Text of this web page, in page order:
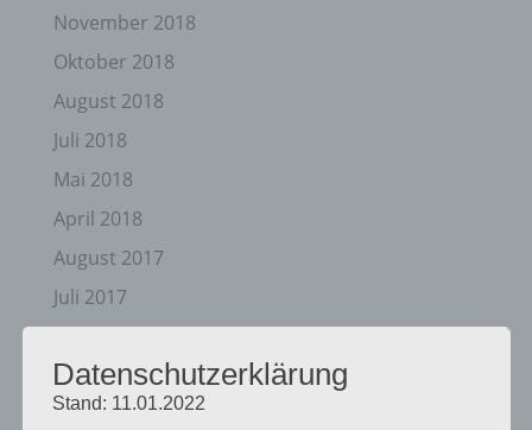
November 2018
Oktober 2018
August 2018
Juli 2018
Mai 2018
April 2018
August 2017
Juli 2017
August 2016
Juli 2016
Datenschutzerklärung
Stand: 11.01.2022